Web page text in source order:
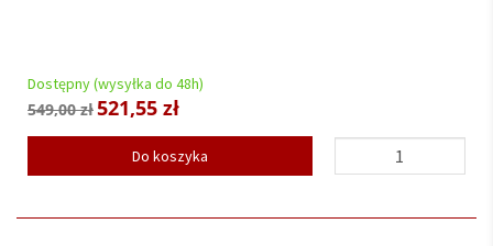
Dostępny (wysyłka do 48h)
852,00 zł
Do koszyka